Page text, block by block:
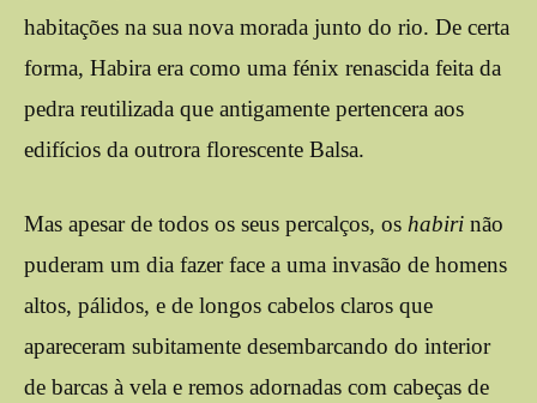
habitações na sua nova morada junto do rio. De certa
forma, Habira era como uma fénix renascida feita da
pedra reutilizada que antigamente pertencera aos
edifícios da outrora florescente Balsa.
Mas apesar de todos os seus percalços, os habiri não
puderam um dia fazer face a uma invasão de homens
altos, pálidos, e de longos cabelos claros que
apareceram subitamente desembarcando do interior
de barcas à vela e remos adornadas com cabeças de